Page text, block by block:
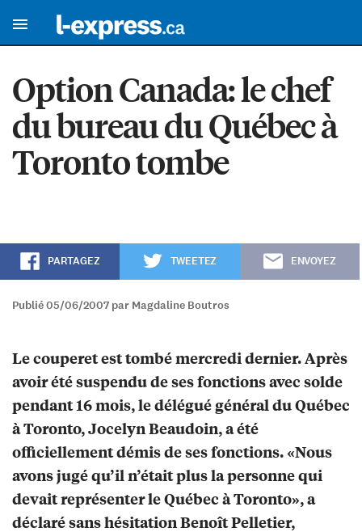
Option Canada: le chef
du bureau du Québec à
Toronto tombe
PARTAGEZ TWEETEZ ENVOYEZ
Publié 05/06/2007 par Magdaline Boutros
Le couperet est tombé mercredi dernier. Après
avoir été suspendu de ses fonctions avec solde
pendant 16 mois, le délégué général du Québec
à Toronto, Jocelyn Beaudoin, a été
officiellement démis de ses fonctions. «Nous
avons jugé qu’il n’était plus la personne qui
devait représenter le Québec à Toronto», a
déclaré sans hésitation Benoît Pelletier,